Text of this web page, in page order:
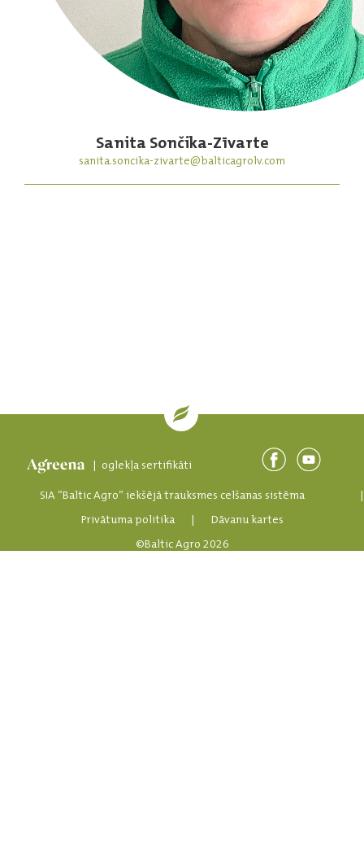
Sanita Sončika-Zīvarte
sanita.soncika-zivarte@balticagrolv.com
| oglekļa sertifikāti
SIA “Baltic Agro” iekšējā trauksmes celšanas sistēma
Privātuma politika
|
Dāvanu kartes
©Baltic Agro 2026